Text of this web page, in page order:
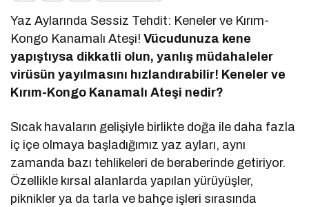
Yaz Aylarında Sessiz Tehdit: Keneler ve Kırım-
Kongo Kanamalı Ateşi!Vücudunuza kene
yapıştıysa dikkatli olun, yanlış müdahaleler
virüsün yayılmasını hızlandırabilir! Keneler ve
Kırım-Kongo Kanamalı Ateşi nedir?
Sıcak havaların gelişiyle birlikte doğa ile daha fazla
iç içe olmaya başladığımız yaz ayları, aynı
zamanda bazı tehlikeleri de beraberinde getiriyor.
Özellikle kırsal alanlarda yapılan yürüyüşler,
piknikler ya da tarla ve bahçe işleri sırasında